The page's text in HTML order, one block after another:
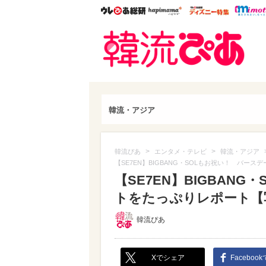
ウレぴあ総研ハピママ*
ウレぴ
韓流・アジア
韓流ぴあ > エンタメ・テレビ > 韓流・アジア
【SE7EN】BIGBANG・SOLもお祝い！ バース
【SE7EN】BIGBANG
トをたっぷりレポート
韓流ぴあ
Xでシェア Facebook